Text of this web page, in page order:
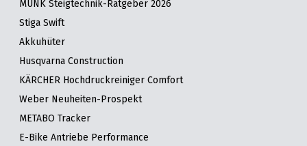
MUNK Steigtechnik-Ratgeber 2026
Stiga Swift
Akkuhüter
Husqvarna Construction
KÄRCHER Hochdruckreiniger Comfort
Weber Neuheiten-Prospekt
METABO Tracker
E-Bike Antriebe Performance